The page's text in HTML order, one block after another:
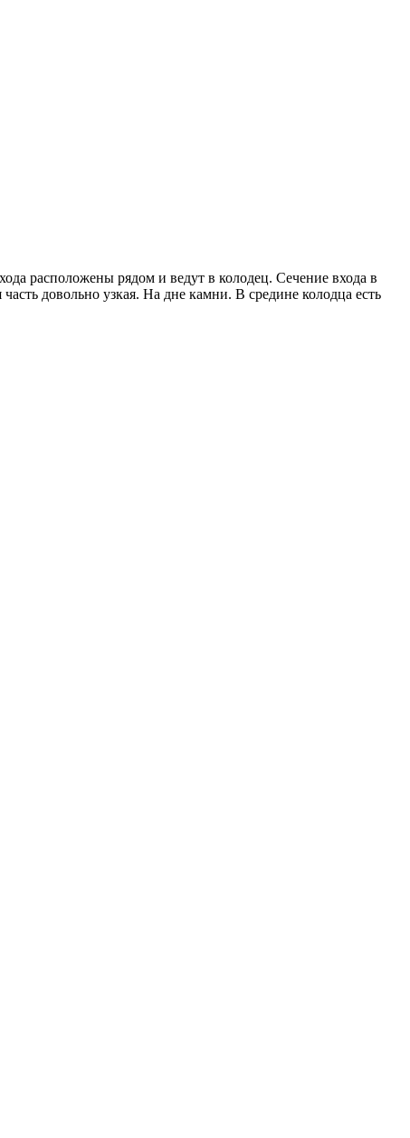
расположены рядом и ведут в колодец. Сечение входа в
довольно узкая. На дне камни. В средине колодца есть